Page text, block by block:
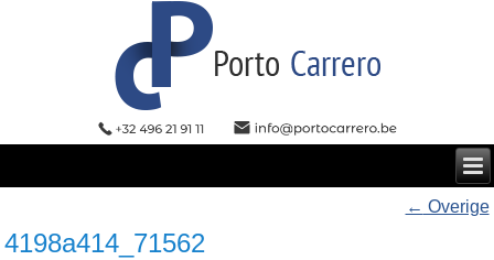
← Overige
4198a414_71562